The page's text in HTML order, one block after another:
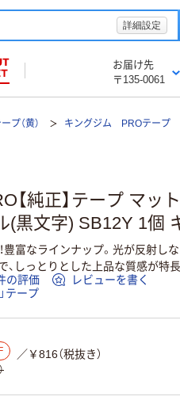
詳細設定
お届け先
〒135-0061
プ（黄） キングジム PROテープ
【純正】テープ マッ
(黒文字) SB12Y 1個
豊富なラインナップ。光が反射し
、しっとりとした上品な質感が特長
の評価
レビューを書く
テープ
／￥816（税抜き）